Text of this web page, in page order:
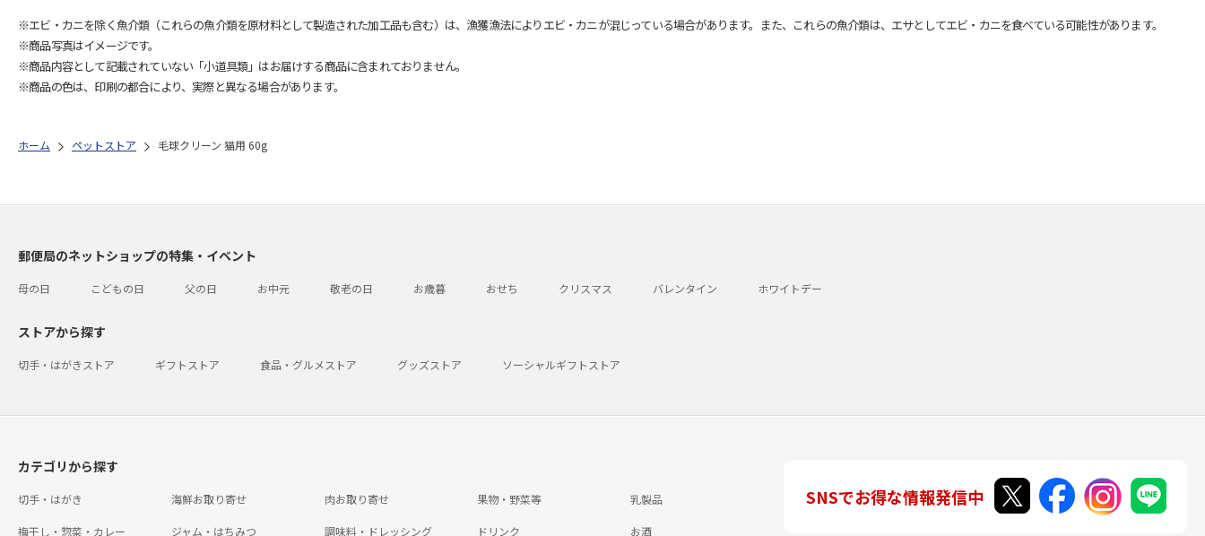
※エビ・カニを除く魚介類（これらの魚介類を原材料として製造された加工品も含む）は、漁獲漁法によりエビ・カニが混じっている場合があります。また、これらの魚介類は、エサとしてエビ・カニを食べている可能性があります。
※商品写真はイメージです。
※商品内容として記載されていない「小道具類」はお届けする商品に含まれておりません。
※商品の色は、印刷の都合により、実際と異なる場合があります。
ホーム ペットストア 毛球クリーン 猫用 60g
郵便局のネットショップの特集・イベント
母の日 こどもの日 父の日 お中元 敬老の日 お歳暮 おせち クリスマス バレンタイン ホワイトデー
ストアから探す
切手・はがきストア ギフトストア 食品・グルメストア グッズストア ソーシャルギフトストア
カテゴリから探す
切手・はがき 海鮮お取り寄せ 肉お取り寄せ 果物・野菜等 乳製品
梅干し・惣菜・カレー ジャム・はちみつ 調味料・ドレッシング ドリンク お酒
SNSでお得な情報発信中